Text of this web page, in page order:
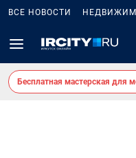
ВСЕ НОВОСТИ
Бесплатная мастерская для